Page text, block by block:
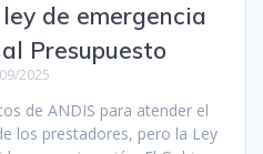
de emergencia
Presupuesto
2025
de ANDIS para atender el
los prestadores, pero la Ley